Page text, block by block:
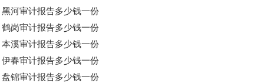
黑河审计报告多少钱一份
鹤岗审计报告多少钱一份
本溪审计报告多少钱一份
伊春审计报告多少钱一份
盘锦审计报告多少钱一份